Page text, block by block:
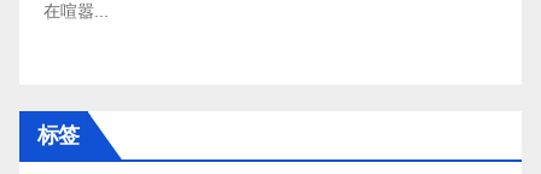
在喧嚣...
标签